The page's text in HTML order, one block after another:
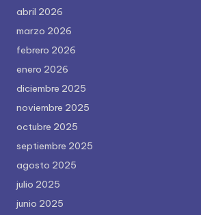
abril 2026
marzo 2026
febrero 2026
enero 2026
diciembre 2025
noviembre 2025
octubre 2025
septiembre 2025
agosto 2025
julio 2025
junio 2025